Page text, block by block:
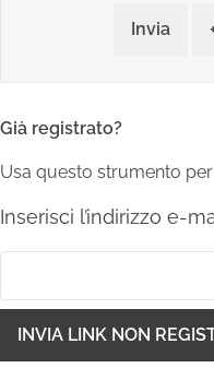
Invia
Già registrato?
Usa questo strumento
Inserisci l’indirizzo e-